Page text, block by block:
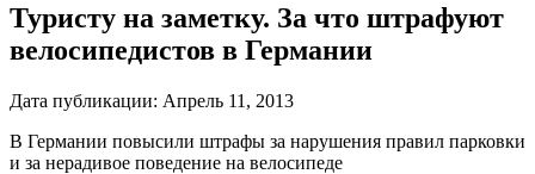
Туристу на заметку. За что штрафуют
велосипедистов в Германии
Дата публикации: Апрель 11, 2013
В Германии повысили штрафы за нарушения правил парковки
и за нерадивое поведение на велосипеде